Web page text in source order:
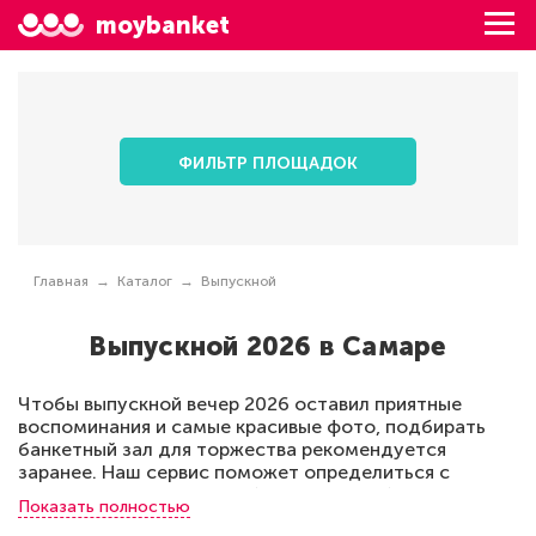
moybanket
ФИЛЬТР ПЛОЩАДОК
Главная Каталог Выпускной
Выпускной 2026 в Самаре
Чтобы выпускной вечер 2026 оставил приятные
воспоминания и самые красивые фото, подбирать
банкетный зал для торжества рекомендуется
заранее. Наш сервис поможет определиться с
местом для проведения банкета на любое
количество приглашенных, у нас 75 залов. Наш
Показать полностью